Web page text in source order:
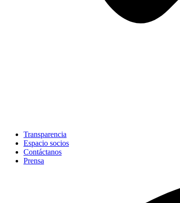
Transparencia
Espacio socios
Contáctanos
Prensa